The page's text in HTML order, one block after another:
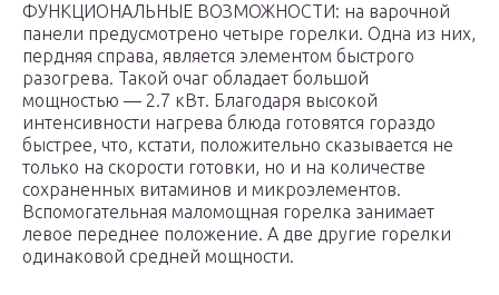
ФУНКЦИОНАЛЬНЫЕ ВОЗМОЖНОСТИ: на варочной
панели предусмотрено четыре горелки. Одна из них,
пердняя справа, является элементом быстрого
разогрева. Такой очаг обладает большой
мощностью — 2.7 кВт. Благодаря высокой
интенсивности нагрева блюда готовятся гораздо
быстрее, что, кстати, положительно сказывается не
только на скорости готовки, но и на количестве
сохраненных витаминов и микроэлементов.
Вспомогательная маломощная горелка занимает
левое переднее положение. А две другие горелки
одинаковой средней мощности.